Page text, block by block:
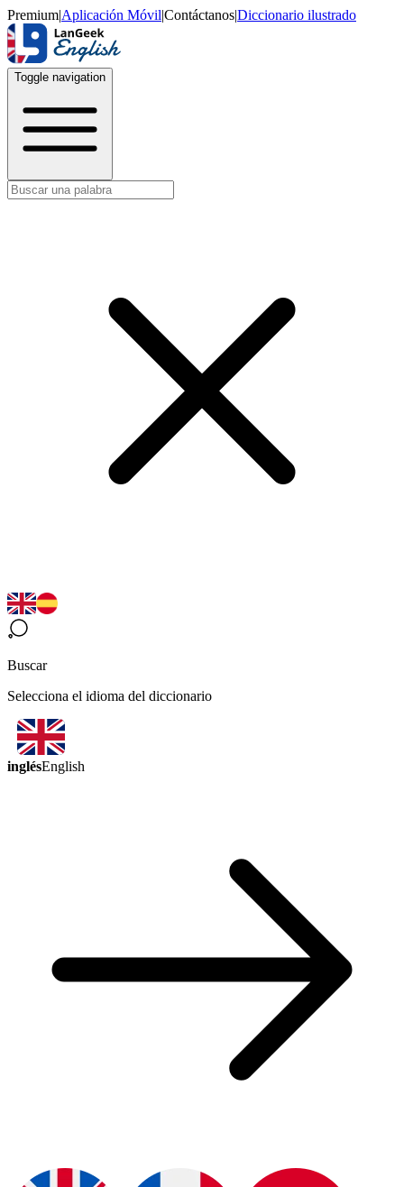
Premium|Aplicación Móvil|Contáctanos|Diccionario ilustrado
Toggle navigation
Buscar
Selecciona el idioma del diccionario
inglésEnglish